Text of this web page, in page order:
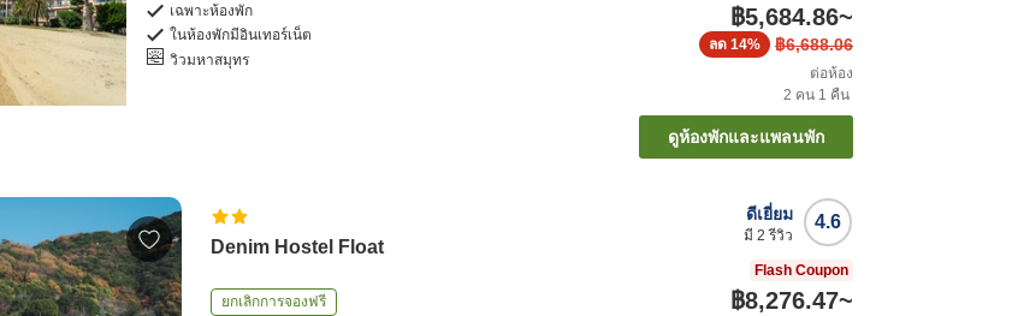
เฉพาะห้องพัก
ในห้องพักมีอินเทอร์เน็ต
วิวมหาสมุทร
฿5,684.86~
฿6,688.06
ลด 14%
ต่อห้อง
2 คน 1 คืน
ดูห้องพักและแพลนพัก
Denim Hostel Float
ยกเลิกการจองฟรี
4.6
ดีเยี่ยม
มี 2 รีวิว
Flash Coupon
฿8,276.47~